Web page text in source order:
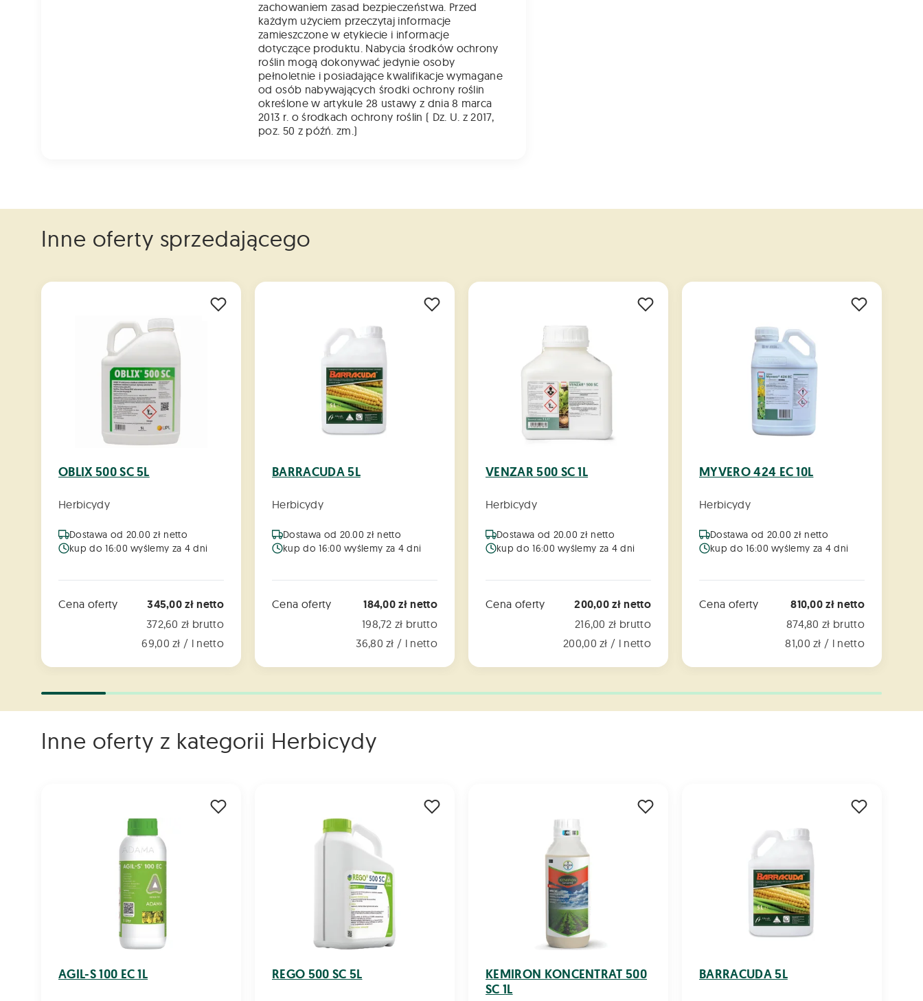
zachowaniem zasad bezpieczeństwa. Przed
każdym użyciem przeczytaj informacje
zamieszczone w etykiecie i informacje
dotyczące produktu. Nabycia środków ochrony
roślin mogą dokonywać jedynie osoby
pełnoletnie i posiadające kwalifikacje wymagane
od osób nabywających środki ochrony roślin
określone w artykule 28 ustawy z dnia 8 marca
2013 r. o środkach ochrony roślin ( Dz. U. z 2017,
poz. 50 z późń. zm.)
Inne oferty sprzedającego
OBLIX 500 SC 5L
Herbicydy
Dostawa od 20.00 zł netto
kup do 16:00 wyślemy za 4 dni
Cena oferty 345,00 zł netto
372,60 zł brutto
69,00 zł / l netto
BARRACUDA 5L
Herbicydy
Dostawa od 20.00 zł netto
kup do 16:00 wyślemy za 4 dni
Cena oferty 184,00 zł netto
198,72 zł brutto
36,80 zł / l netto
VENZAR 500 SC 1L
Herbicydy
Dostawa od 20.00 zł netto
kup do 16:00 wyślemy za 4 dni
Cena oferty 200,00 zł netto
216,00 zł brutto
200,00 zł / l netto
MYVERO 424 EC 10L
Herbicydy
Dostawa od 20.00 zł netto
kup do 16:00 wyślemy za 4 dni
Cena oferty 810,00 zł netto
874,80 zł brutto
81,00 zł / l netto
Inne oferty z kategorii Herbicydy
AGIL-S 100 EC 1L REGO 500 SC 5L
KEMIRON KONCENTRAT 500
SC 1L
BARRACUDA 5L